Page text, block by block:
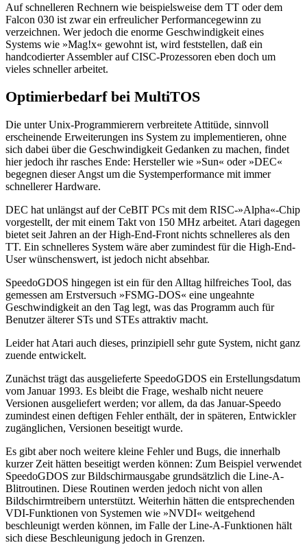
Auf schnelleren Rechnern wie beispielsweise dem TT oder dem
Falcon 030 ist zwar ein erfreulicher Performancegewinn zu
verzeichnen. Wer jedoch die enorme Geschwindigkeit eines
Systems wie »Mag!x« gewohnt ist, wird feststellen, daß ein
handcodierter Assembler auf CISC-Prozessoren eben doch um
vieles schneller arbeitet.
Optimierbedarf bei MultiTOS
Die unter Unix-Programmierern verbreitete Attitüde, sinnvoll
erscheinende Erweiterungen ins System zu implementieren, ohne
sich dabei über die Geschwindigkeit Gedanken zu machen, findet
hier jedoch ihr rasches Ende: Hersteller wie »Sun« oder »DEC«
begegnen dieser Angst um die Systemperformance mit immer
schnellerer Hardware.
DEC hat unlängst auf der CeBIT PCs mit dem RISC-»Alpha«-Chip
vorgestellt, der mit einem Takt von 150 MHz arbeitet. Atari dagegen
bietet seit Jahren an der High-End-Front nichts schnelleres als den
TT. Ein schnelleres System wäre aber zumindest für die High-End-
User wünschenswert, ist jedoch nicht absehbar.
SpeedoGDOS hingegen ist ein für den Alltag hilfreiches Tool, das
gemessen am Erstversuch »FSMG-DOS« eine ungeahnte
Geschwindigkeit an den Tag legt, was das Programm auch für
Benutzer älterer STs und STEs attraktiv macht.
Leider hat Atari auch dieses, prinzipiell sehr gute System, nicht ganz
zuende entwickelt.
Zunächst trägt das ausgelieferte SpeedoGDOS ein Erstellungsdatum
vom Januar 1993. Es bleibt die Frage, weshalb nicht neuere
Versionen ausgeliefert werden; vor allem, da das Januar-Speedo
zumindest einen deftigen Fehler enthält, der in späteren, Entwickler
zugänglichen, Versionen beseitigt wurde.
Es gibt aber noch weitere kleine Fehler und Bugs, die innerhalb
kurzer Zeit hätten beseitigt werden können: Zum Beispiel verwendet
SpeedoGDOS zur Bildschirmausgabe grundsätzlich die Line-A-
Blitroutinen. Diese Routinen werden jedoch nicht von allen
Bildschirmtreibern unterstützt. Weiterhin hätten die entsprechenden
VDI-Funktionen von Systemen wie »NVDI« weitgehend
beschleunigt werden können, im Falle der Line-A-Funktionen hält
sich diese Beschleunigung jedoch in Grenzen.